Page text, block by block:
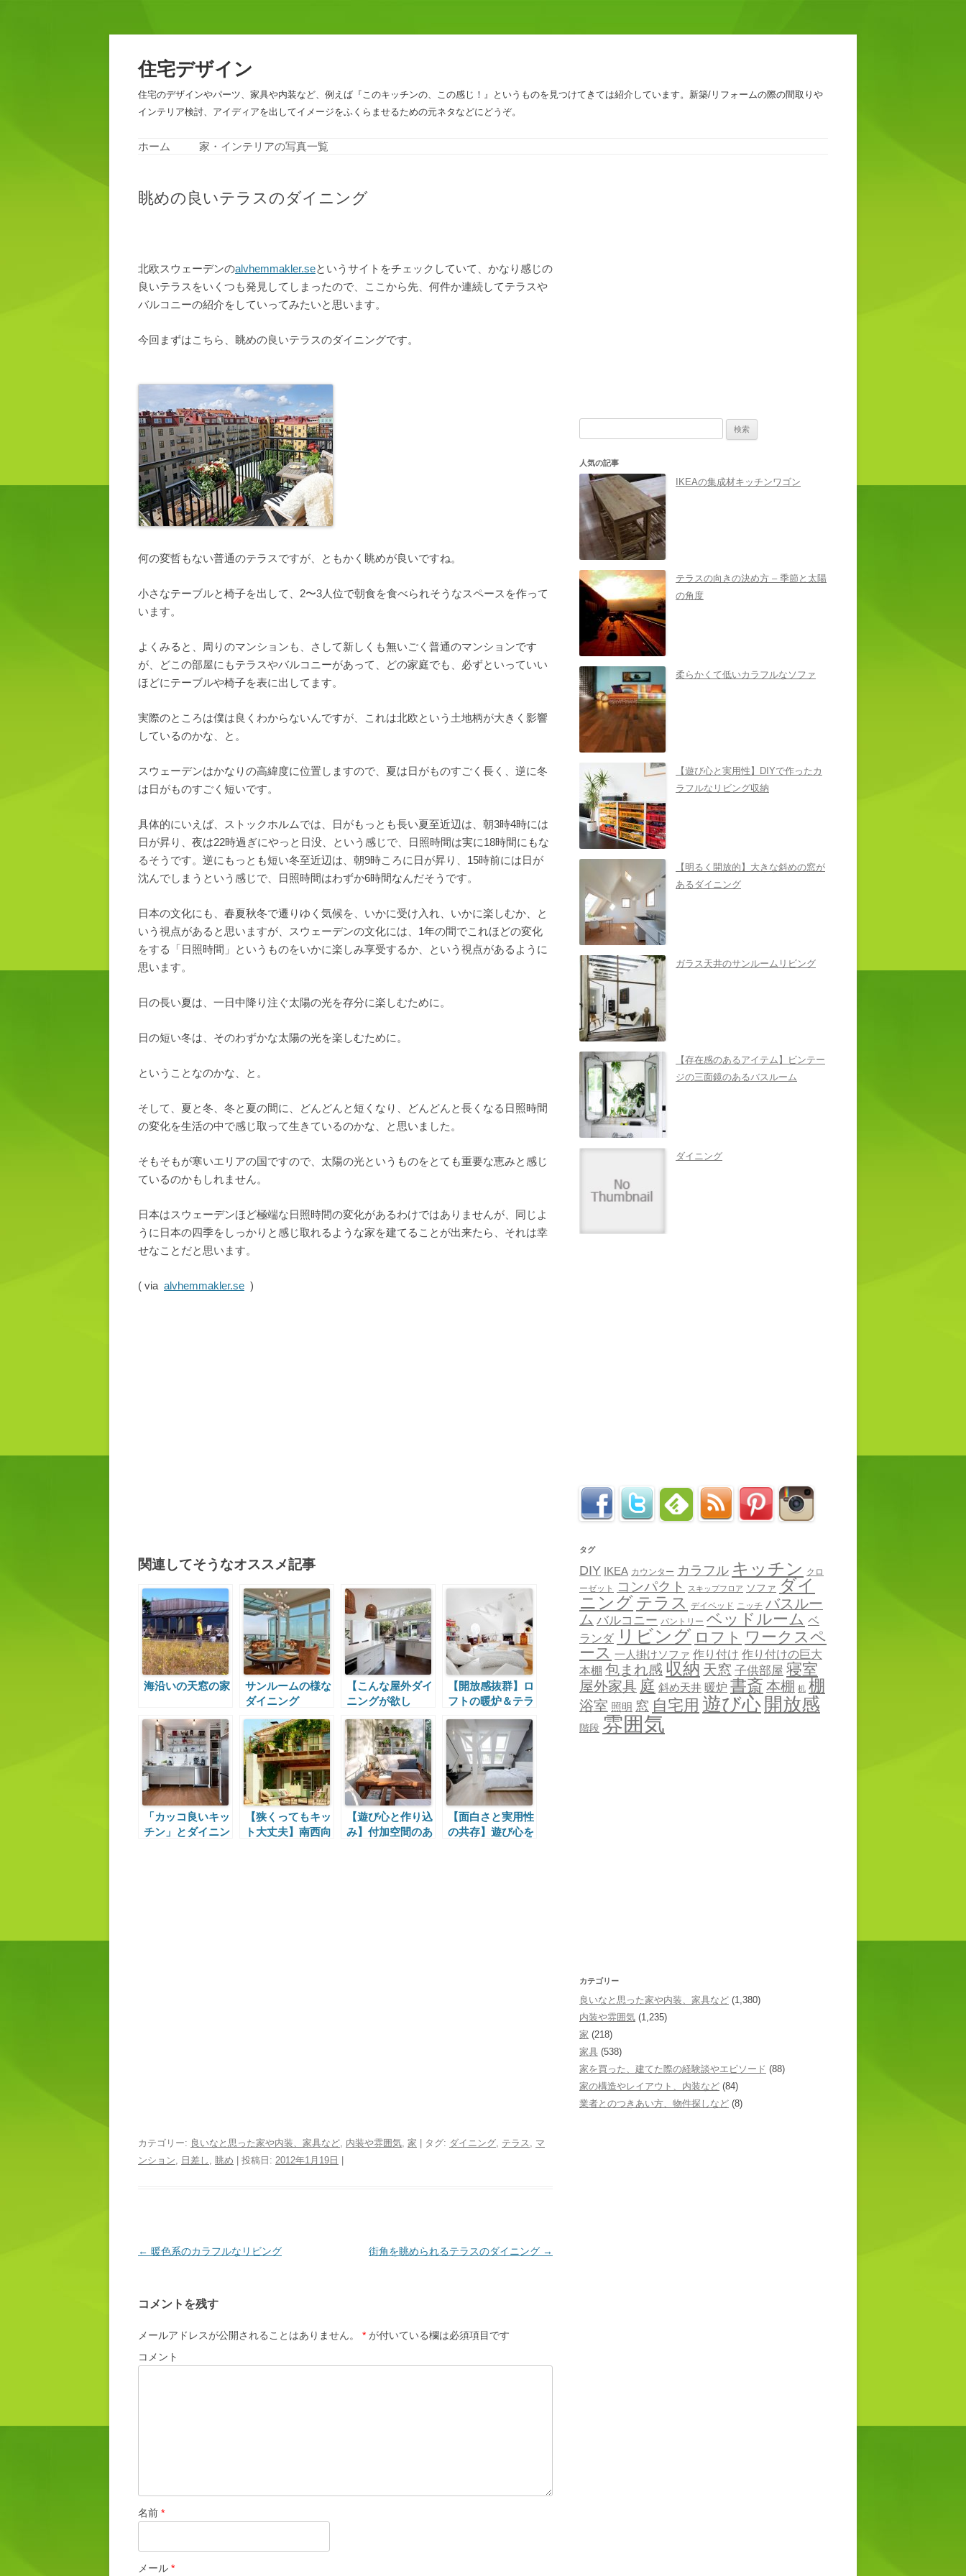
住宅デザイン
住宅のデザインやパーツ、家具や内装など、例えば『このキッチンの、この感じ！』というものを見つけてきては紹介しています。新築/リフォームの際の間取りや
インテリア検討、アイディアを出してイメージをふくらませるための元ネタなどにどうぞ。
ホーム 家・インテリアの写真一覧
眺めの良いテラスのダイニング
北欧スウェーデンのalvhemmakler.seというサイトをチェックしていて、かなり感じの
良いテラスをいくつも発見してしまったので、ここから先、何件か連続してテラスや
バルコニーの紹介をしていってみたいと思います。
今回まずはこちら、眺めの良いテラスのダイニングです。
何の変哲もない普通のテラスですが、ともかく眺めが良いですね。
小さなテーブルと椅子を出して、2〜3人位で朝食を食べられそうなスペースを作って
います。
よくみると、周りのマンションも、さして新しくも無いごく普通のマンションです
が、どこの部屋にもテラスやバルコニーがあって、どの家庭でも、必ずといっていい
ほどにテーブルや椅子を表に出してます。
実際のところは僕は良くわからないんですが、これは北欧という土地柄が大きく影響
しているのかな、と。
スウェーデンはかなりの高緯度に位置しますので、夏は日がものすごく長く、逆に冬
は日がものすごく短いです。
具体的にいえば、ストックホルムでは、日がもっとも長い夏至近辺は、朝3時4時には
日が昇り、夜は22時過ぎにやっと日没、という感じで、日照時間は実に18時間にもな
るそうです。逆にもっとも短い冬至近辺は、朝9時ころに日が昇り、15時前には日が
沈んでしまうという感じで、日照時間はわずか6時間なんだそうです。
日本の文化にも、春夏秋冬で遷りゆく気候を、いかに受け入れ、いかに楽しむか、と
いう視点があると思いますが、スウェーデンの文化には、1年の間でこれほどの変化
をする「日照時間」というものをいかに楽しみ享受するか、という視点があるように
思います。
日の長い夏は、一日中降り注ぐ太陽の光を存分に楽しむために。
日の短い冬は、そのわずかな太陽の光を楽しむために。
ということなのかな、と。
そして、夏と冬、冬と夏の間に、どんどんと短くなり、どんどんと長くなる日照時間
の変化を生活の中で感じ取って生きているのかな、と思いました。
そもそもが寒いエリアの国ですので、太陽の光というものをとても重要な恵みと感じ
ているのかもしれません。
日本はスウェーデンほど極端な日照時間の変化があるわけではありませんが、同じよ
うに日本の四季をしっかりと感じ取れるような家を建てることが出来たら、それは幸
せなことだと思います。
( via alvhemmakler.se )
関連してそうなオススメ記事
海沿いの天窓の家
サンルームの様な
ダイニング
【こんな屋外ダイ
ニングが欲し
ダイニングの間の
キッチン
【開放感抜群】ロ
フトの暖炉＆テラ
「カッコ良いキッ
チン」とダイニン
【狭くってもキッ
ト大丈夫】南西向
【遊び心と作り込
み】付加空間のあ
【面白さと実用性
の共存】遊び心を
カテゴリー: 良いなと思った家や内装、家具など, 内装や雰囲気, 家 | タグ: ダイニング, テラス , マ
ンション, 日差し , 眺め | 投稿日: 2012年1月19日
投稿ナビゲーション
← 暖色系のカラフルなリビング 街角を眺められるテラスのダイニング →
コメントを残す
メールアドレスが公開されることはありません。 * が付いている欄は必須項目です
コメント
名前 *
メール *
人気の記事
IKEAの集成材キッチンワゴン
テラスの向きの決め方 – 季節と太陽
の角度
柔らかくて低いカラフルなソファ
【遊び心と実用性】DIYで作ったカ
ラフルなリビング収納
【明るく開放的】大きな斜めの窓が
あるダイニング
ガラス天井のサンルームリビング
【存在感のあるアイテム】ビンテー
ジの三面鏡のあるバスルーム
ダイニング
タグ
DIY IKEA カウンター カラフル キッチン クロ
ーゼット
コンパクト スキップフロア ソファ ダイ
ニングテラス デイベッド ニッチ バスルー
ム バルコニー パントリー ベッドルーム ベ
ランダ リビング ロフト ワークスペ
ース 一人掛けソファ 作り付け 作り付けの巨大
本棚 包まれ感 収納 天窓 子供部屋 寝室
屋外家具 庭 斜め天井 暖炉 書斎 本棚 机 棚
浴室 照明 窓 自宅用 遊び心 開放感
階段 雰囲気
カテゴリー
良いなと思った家や内装、家具など (1,380)
内装や雰囲気 (1,235)
家 (218)
家具 (538)
家を買った、建てた際の経験談やエピソード (88)
家の構造やレイアウト、内装など (84)
業者とのつきあい方、物件探しなど (8)